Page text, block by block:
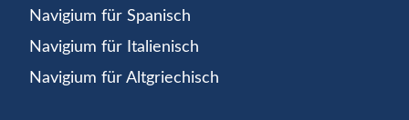
Navigium für Spanisch
Navigium für Italienisch
Navigium für Altgriechisch